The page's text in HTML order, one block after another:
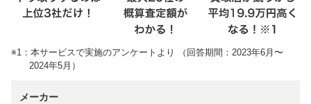
※1：本サービスで実施のアンケートより （回答期間：2023年6月〜
2024年5月）
メーカー